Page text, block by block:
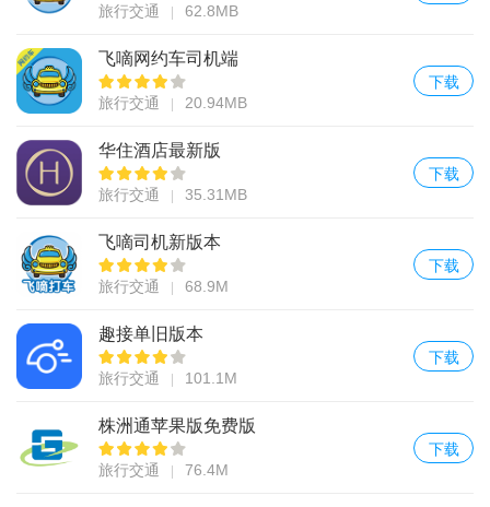
旅行交通 62.8MB
飞嘀网约车司机端
旅行交通 20.94MB
下载
华住酒店最新版
旅行交通 35.31MB
下载
飞嘀司机新版本
旅行交通 68.9M
下载
趣接单旧版本
旅行交通 101.1M
下载
株洲通苹果版免费版
旅行交通 76.4M
下载